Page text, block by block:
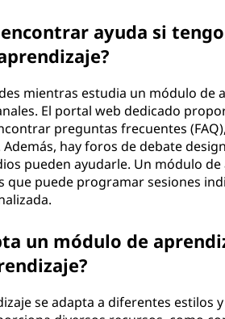
ayuda si
mientras estudia un módulo de
El portal web dedicado
preguntas frecuentes
hay foros de debate
pueden ayudarle. Un módulo
que puede programar sesiones
un módulo de
se adapta a diferentes estilos